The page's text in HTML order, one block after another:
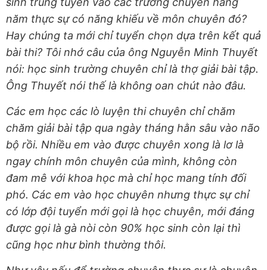
năm thực sự có năng khiếu về môn chuyên đó?
Hay chúng ta mới chỉ tuyển chọn dựa trên kết quả
bài thi? Tôi nhớ câu của ông Nguyễn Minh Thuyết
nói: học sinh trường chuyên chỉ là thợ giải bài tập.
Ông Thuyết nói thế là không oan chút nào đâu.
Các em học các lò luyện thi chuyên chỉ chăm
chăm giải bài tập qua ngày tháng hằn sâu vào não
bộ rồi. Nhiều em vào được chuyên xong là lơ là
ngay chính môn chuyên của mình, không còn
đam mê với khoa học mà chỉ học mang tính đối
phó. Các em vào học chuyên nhưng thực sự chỉ
có lớp đội tuyển mới gọi là học chuyên, mới đáng
được gọi là gà nòi còn 90% học sinh còn lại thì
cũng học như bình thường thôi.